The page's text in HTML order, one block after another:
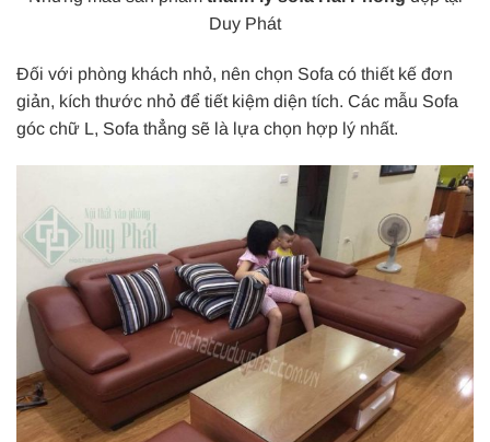
Duy Phát
Đối với phòng khách nhỏ, nên chọn Sofa có thiết kế đơn
giản, kích thước nhỏ để tiết kiệm diện tích. Các mẫu Sofa
góc chữ L, Sofa thẳng sẽ là lựa chọn hợp lý nhất.